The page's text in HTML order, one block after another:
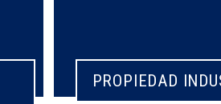
PROPIEDAD
PROPIEDAD